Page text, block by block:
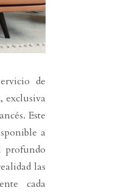
de
exclusiva
Este
a
profundo
las
cada